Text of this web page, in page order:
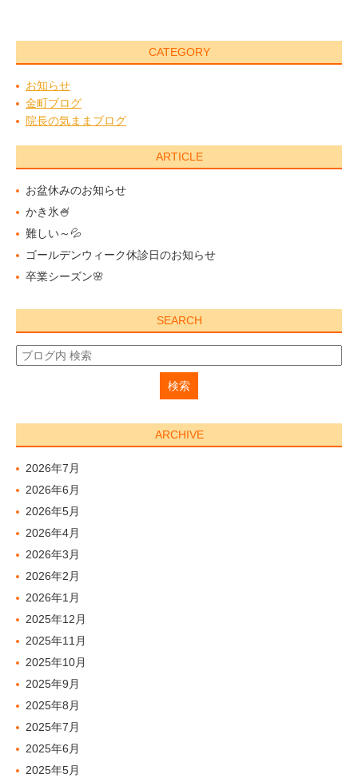
CATEGORY
お知らせ
金町ブログ
院長の気ままブログ
ARTICLE
お盆休みのお知らせ
かき氷🍧
難しい～💦
ゴールデンウィーク休診日のお知らせ
卒業シーズン🌸
SEARCH
ARCHIVE
2026年7月
2026年6月
2026年5月
2026年4月
2026年3月
2026年2月
2026年1月
2025年12月
2025年11月
2025年10月
2025年9月
2025年8月
2025年7月
2025年6月
2025年5月